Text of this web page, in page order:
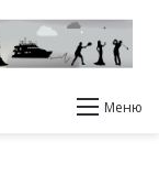
Меню